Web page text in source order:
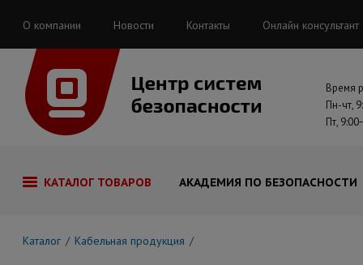
О компании Новости Контакты Онлайн консультант
Время
Пн-чт,
Пт,
КАТАЛОГ ТОВАРОВ АКАДЕМИЯ ПО БЕЗОПАСНОСТИ
Каталог Кабельная продукция